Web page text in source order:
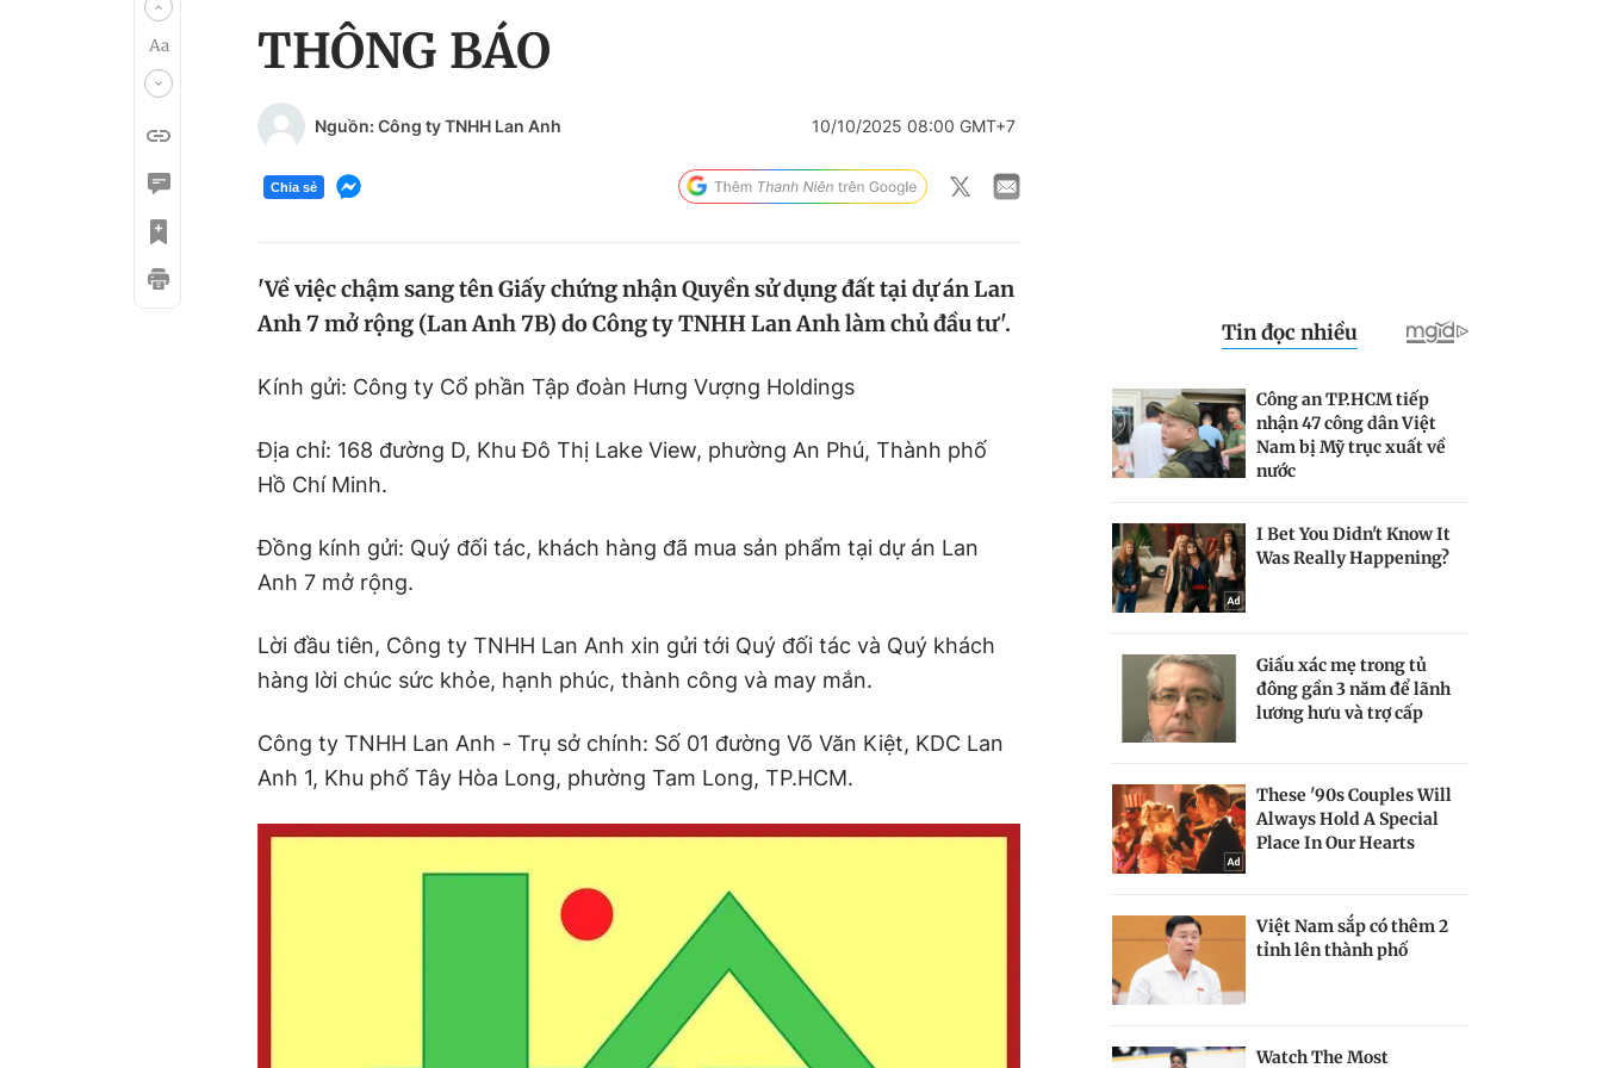
THÔNG BÁO
Nguồn: Công ty TNHH Lan Anh 10/10/2025 08:00 GMT+7
Chia sẻ
'Về việc chậm sang tên Giấy chứng nhận Quyền sử dụng đất tại dự án Lan
Anh 7 mở rộng (Lan Anh 7B) do Công ty TNHH Lan Anh làm chủ đầu tư'.
Kính gửi: Công ty Cổ phần Tập đoàn Hưng Vượng Holdings
Địa chỉ: 168 đường D, Khu Đô Thị Lake View, phường An Phú, Thành phố
Hồ Chí Minh.
Đồng kính gửi: Quý đối tác, khách hàng đã mua sản phẩm tại dự án Lan
Anh 7 mở rộng.
Lời đầu tiên, Công ty TNHH Lan Anh xin gửi tới Quý đối tác và Quý khách
hàng lời chúc sức khỏe, hạnh phúc, thành công và may mắn.
Công ty TNHH Lan Anh - Trụ sở chính: Số 01 đường Võ Văn Kiệt, KDC Lan
Anh 1, Khu phố Tây Hòa Long, phường Tam Long, TP.HCM.